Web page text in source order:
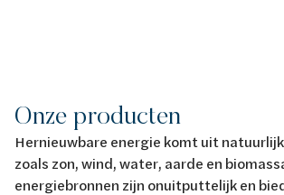
Onze producten
Hernieuwbare energie komt uit
zoals zon, wind, water, aarde en
energiebronnen zijn onuitputtelijk en